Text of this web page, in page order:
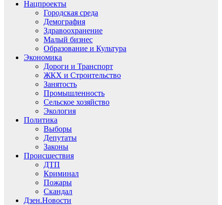
Нацпроекты
Городская среда
Демография
Здравоохранение
Малый бизнес
Образование и Культура
Экономика
Дороги и Транспорт
ЖКХ и Строительство
Занятость
Промышленность
Сельское хозяйство
Экология
Политика
Выборы
Депутаты
Законы
Происшествия
ДТП
Криминал
Пожары
Скандал
Дзен.Новости